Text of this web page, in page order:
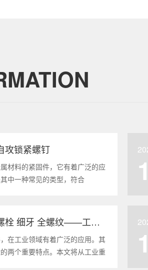
攻锁紧螺钉
材料的紧固件，它有着广泛的应
中一种常见的类型，符合
分析这种螺钉的特点、应用以及
GB/T5786-2000 六角头螺栓 细牙 全螺纹——工业重要性和特点
在工业领域有着广泛的应用。其
两个重要特点。本文将从工业重
2000标准下的六角头螺栓 细